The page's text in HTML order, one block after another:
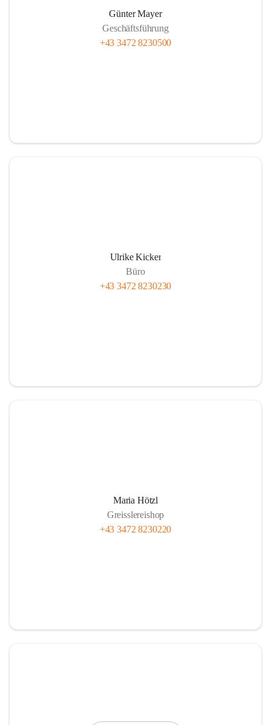
Günter Mayer
Geschäftsführung
+43 3472 8230500
Ulrike Kicker
Büro
+43 3472 8230230
Maria Hötzl
Greisslereishop
+43 3472 8230220